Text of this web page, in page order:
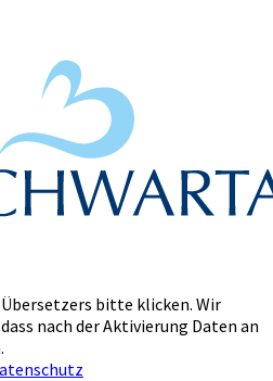
bitte klicken. Wir
nach der Aktivierung Daten an